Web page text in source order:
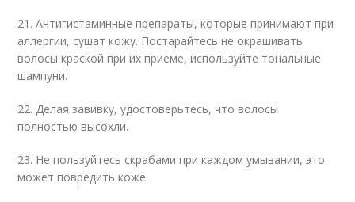
21. Антигистаминные препараты, которые принимают при
аллергии, сушат кожу. Постарайтесь не окрашивать
волосы краской при их приеме, используйте тональные
шампуни.
22. Делая завивку, удостоверьтесь, что волосы
полностью высохли.
23. Не пользуйтесь скрабами при каждом умывании, это
может повредить коже.